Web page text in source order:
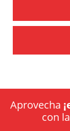
Aprovecha
con